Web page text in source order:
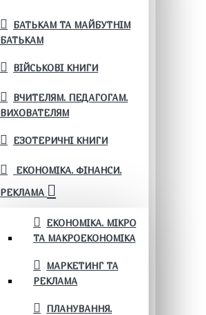
БАТЬКАМ ТА МАЙБУТНІМ
БАТЬКАМ
ВІЙСЬКОВІ КНИГИ
ВЧИТЕЛЯМ. ПЕДАГОГАМ.
ВИХОВАТЕЛЯМ
ЕЗОТЕРИЧНІ КНИГИ
ЕКОНОМІКА. ФІНАНСИ.
РЕКЛАМА
ЕКОНОМІКА. МІКРО
ТА МАКРОЕКОНОМІКА
МАРКЕТИНГ ТА
РЕКЛАМА
ПЛАНУВАННЯ.